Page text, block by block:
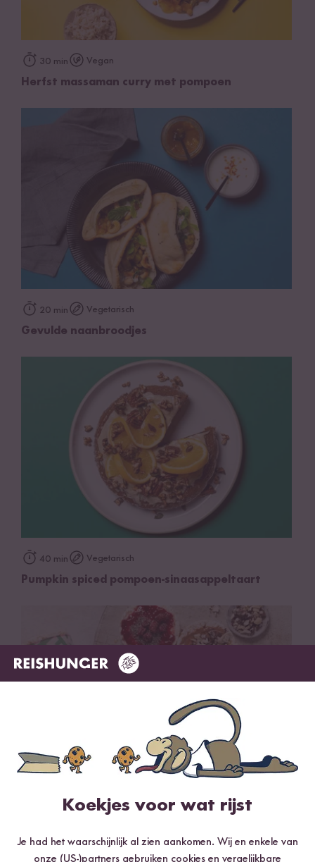
30 min Vegan
Herfst massaman curry met pompoen
20 min Vegetarisch
Gevulde naanbroodjes
40 min Vegetarisch
Pumpkin spiced pompoen-sinaasappeltaart
15 min Vegetarisch
Koekjes voor wat rijst
Je had het waarschijnlijk al zien aankomen. Wij en enkele van
onze (US-)partners gebruiken cookies en vergelijkbare